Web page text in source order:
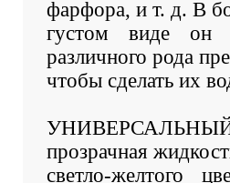
фарфора, и т. д. В
густом виде он
различного рода
чтобы сделать их
прозрачная
светло-желтого